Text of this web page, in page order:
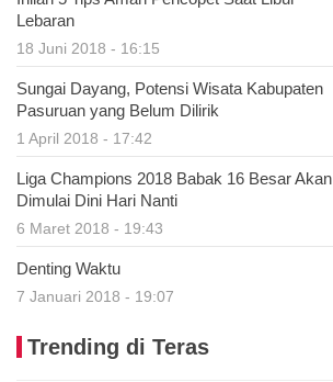
Lebaran
18 Juni 2018 - 16:15
Sungai Dayang, Potensi Wisata Kabupaten
Pasuruan yang Belum Dilirik
1 April 2018 - 17:42
Liga Champions 2018 Babak 16 Besar Akan
Dimulai Dini Hari Nanti
6 Maret 2018 - 19:43
Denting Waktu
7 Januari 2018 - 19:07
Trending di Teras